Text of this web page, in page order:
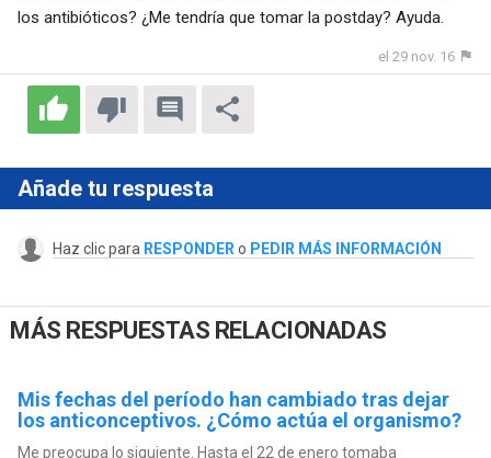
los antibióticos? ¿Me tendría que tomar la postday? Ayuda.
el 29 nov. 16
Añade tu respuesta
Haz clic para RESPONDER o PEDIR MÁS INFORMACIÓN
MÁS RESPUESTAS RELACIONADAS
Mis fechas del período han cambiado tras dejar
los anticonceptivos. ¿Cómo actúa el organismo?
Me preocupa lo siguiente. Hasta el 22 de enero tomaba